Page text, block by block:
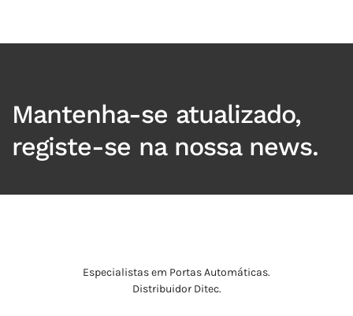
Mantenha-se atualizado,
registe-se na nossa news.
Especialistas em Portas Automáticas.
Distribuidor Ditec.